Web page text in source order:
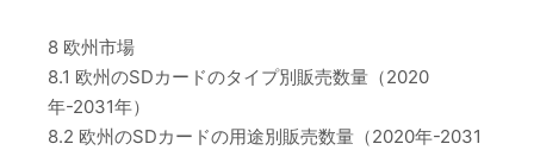
8 欧州市場
8.1 欧州のSDカードのタイプ別販売数量（2020
年-2031年）
8.2 欧州のSDカードの用途別販売数量（2020年-2031